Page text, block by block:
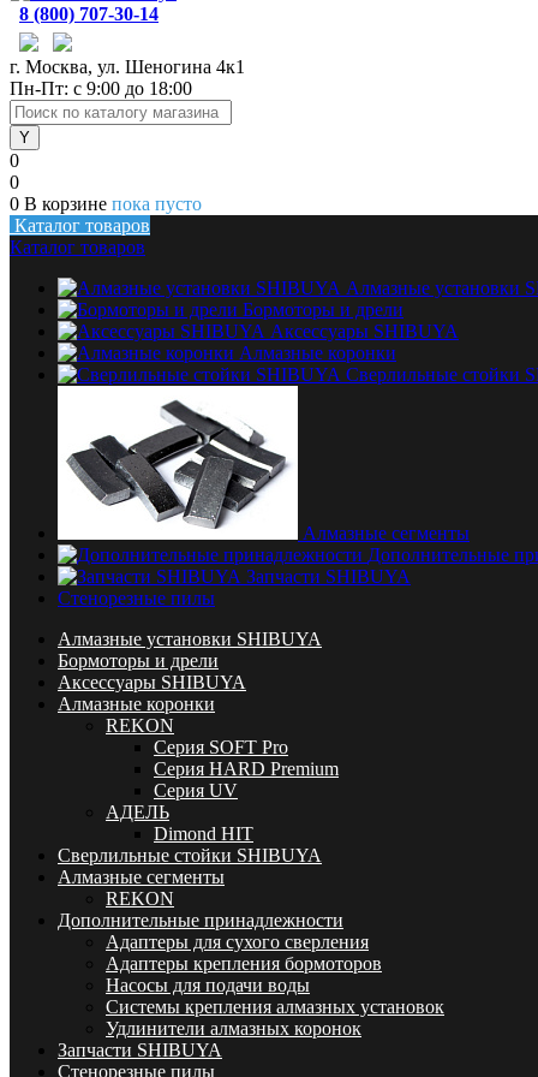
8 (800) 707-30-14
г. Москва, ул. Шеногина 4к1
Пн-Пт: с 9:00 до 18:00
0
0
0 В корзине пока пусто
Каталог товаров
Каталог товаров
Алмазные установки
Бормоторы и дрели
Аксессуары SHIBUYA
Алмазные коронки
Сверлильные стойки
Алмазные сегменты
Дополнительные
Запчасти SHIBUYA
Стенорезные пилы
Алмазные установки SHIBUYA
Бормоторы и дрели
Аксессуары SHIBUYA
Алмазные коронки
REKON
Серия SOFT Pro
Серия HARD Premium
Серия UV
АДЕЛЬ
Dimond HIT
Сверлильные стойки SHIBUYA
Алмазные сегменты
REKON
Дополнительные принадлежности
Адаптеры для сухого сверления
Адаптеры крепления бормоторов
Насосы для подачи воды
Системы крепления алмазных установок
Удлинители алмазных коронок
Запчасти SHIBUYA
Стенорезные пилы